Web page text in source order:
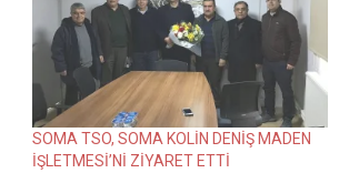
SOMA TSO, SOMA KOLİN DENİŞ MADEN
İŞLETMESİ’Nİ ZİYARET ETTİ